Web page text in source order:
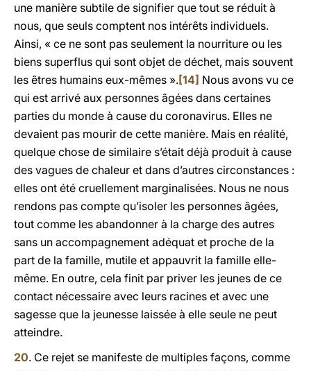
une manière subtile de signifier que tout se réduit à
nous, que seuls comptent nos intérêts individuels.
Ainsi, « ce ne sont pas seulement la nourriture ou les
biens superflus qui sont objet de déchet, mais souvent
les êtres humains eux-mêmes ».[14] Nous avons vu ce
qui est arrivé aux personnes âgées dans certaines
parties du monde à cause du coronavirus. Elles ne
devaient pas mourir de cette manière. Mais en réalité,
quelque chose de similaire s’était déjà produit à cause
des vagues de chaleur et dans d’autres circonstances :
elles ont été cruellement marginalisées. Nous ne nous
rendons pas compte qu’isoler les personnes âgées,
tout comme les abandonner à la charge des autres
sans un accompagnement adéquat et proche de la
part de la famille, mutile et appauvrit la famille elle-
même. En outre, cela finit par priver les jeunes de ce
contact nécessaire avec leurs racines et avec une
sagesse que la jeunesse laissée à elle seule ne peut
atteindre.
20. Ce rejet se manifeste de multiples façons, comme